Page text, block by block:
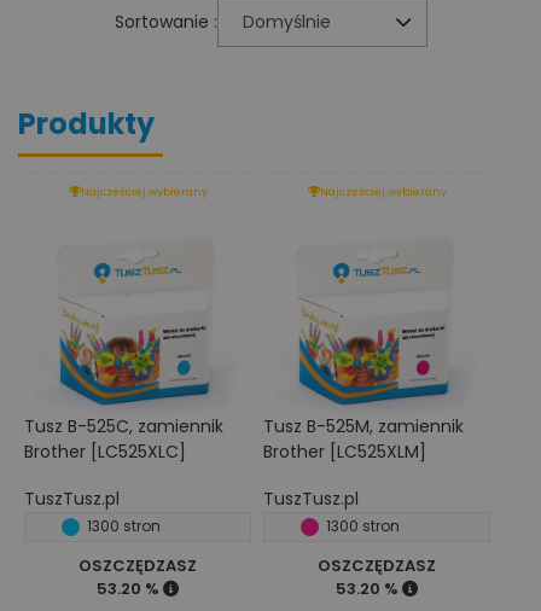
Sortowanie : Domyślnie
Produkty
Najczęściej wybierany
Tusz B-525C, zamiennik
Brother [LC525XLC]
TuszTusz.pl
1300 stron
OSZCZĘDZASZ
53.20 %
Najczęściej wybierany
Tusz B-525M, zamiennik
Brother [LC525XLM]
TuszTusz.pl
1300 stron
OSZCZĘDZASZ
53.20 %